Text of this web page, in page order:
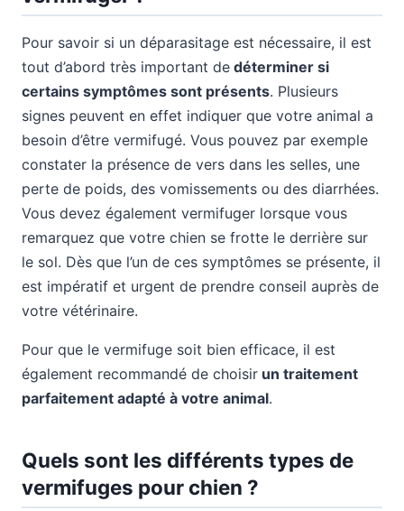
Pour savoir si un déparasitage est nécessaire, il est
tout d’abord très important de déterminer si
certains symptômes sont présents. Plusieurs
signes peuvent en effet indiquer que votre animal a
besoin d’être vermifugé. Vous pouvez par exemple
constater la présence de vers dans les selles, une
perte de poids, des vomissements ou des diarrhées.
Vous devez également vermifuger lorsque vous
remarquez que votre chien se frotte le derrière sur
le sol. Dès que l’un de ces symptômes se présente, il
est impératif et urgent de prendre conseil auprès de
votre vétérinaire.
Pour que le vermifuge soit bien efficace, il est
également recommandé de choisir un traitement
parfaitement adapté à votre animal.
Quels sont les différents types de
vermifuges pour chien ?